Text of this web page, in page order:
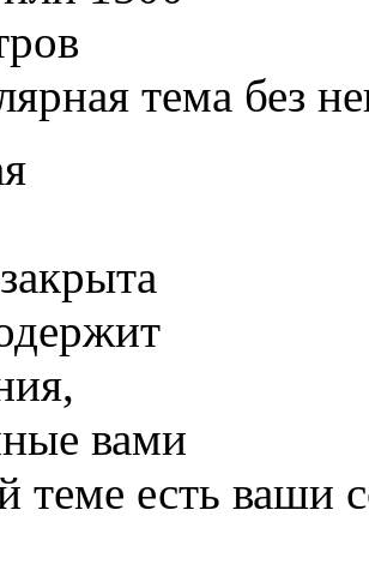
тема без
теме есть ваши